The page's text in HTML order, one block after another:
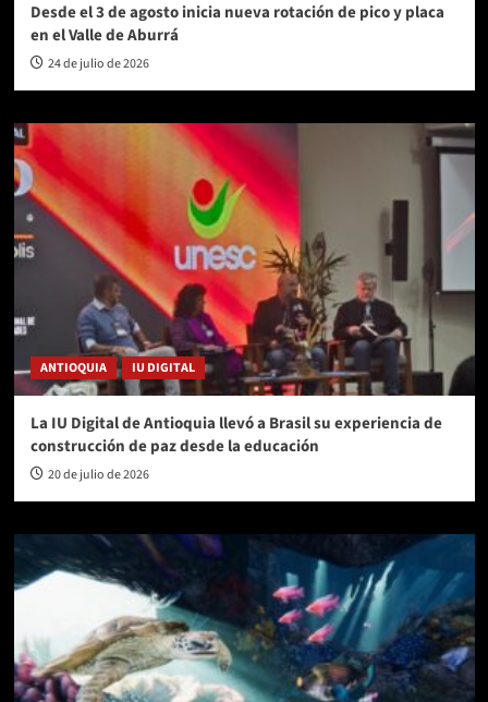
Desde el 3 de agosto inicia nueva rotación de pico y placa
en el Valle de Aburrá
24 de julio de 2026
ANTIOQUIA IU DIGITAL
La IU Digital de Antioquia llevó a Brasil su experiencia de
construcción de paz desde la educación
20 de julio de 2026